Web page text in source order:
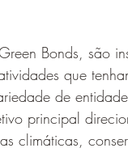
Bonds, são
que
de
principal
climáticas,